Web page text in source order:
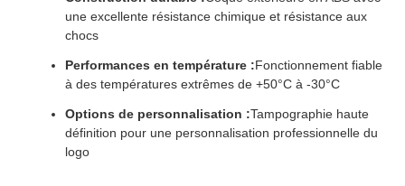
une excellente résistance chimique et résistance aux
chocs
Performances en température :Fonctionnement fiable
à des températures extrêmes de +50°C à -30°C
Options de personnalisation :Tampographie haute
définition pour une personnalisation professionnelle du
logo